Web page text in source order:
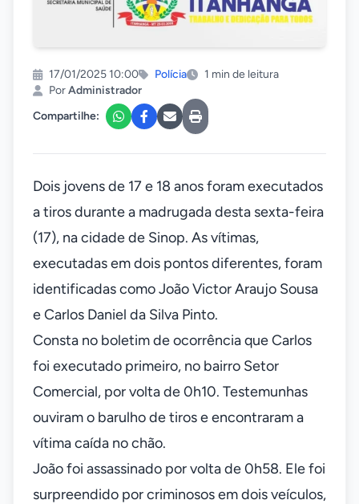
17/01/2025 10:00 Polícia
1 min de leitura
PorAdministrador
Compartilhe:
Dois jovens de 17 e 18 anos foram executados
a tiros durante a madrugada desta sexta-feira
(17), na cidade de Sinop. As vítimas,
executadas em dois pontos diferentes, foram
identificadas como João Victor Araujo Sousa
e Carlos Daniel da Silva Pinto.
Consta no boletim de ocorrência que Carlos
foi executado primeiro, no bairro Setor
Comercial, por volta de 0h10. Testemunhas
ouviram o barulho de tiros e encontraram a
vítima caída no chão.
João foi assassinado por volta de 0h58. Ele foi
surpreendido por criminosos em dois veículos,